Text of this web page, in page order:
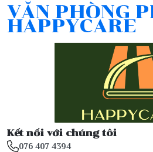
VĂN PHÒNG
HAPPYCARE
Kết nối với chúng tôi
076 407 4394